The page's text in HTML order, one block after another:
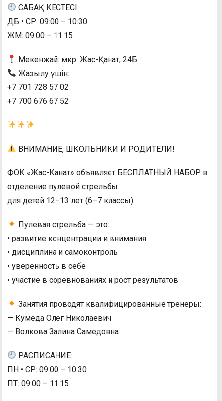
САБАҚ КЕСТЕСІ:
ДБ • СР: 09:00 – 10:30
ЖМ: 09:00 – 11:15
Мекенжай: мкр. Жас-Қанат, 24Б
Жазылу үшін:
+7 701 728 57 02
+7 700 676 67 52
ВНИМАНИЕ, ШКОЛЬНИКИ И РОДИТЕЛИ!
ФОК «Жас-Канат» объявляет БЕСПЛАТНЫЙ НАБОР в
отделение пулевой стрельбы
для детей 12–13 лет (6–7 классы)
Пулевая стрельба — это:
• развитие концентрации и внимания
• дисциплина и самоконтроль
• уверенность в себе
• участие в соревнованиях и рост результатов
Занятия проводят квалифицированные тренеры:
— Кумеда Олег Николаевич
— Волкова Залина Самедовна
РАСПИСАНИЕ:
ПН • СР: 09:00 – 10:30
ПТ: 09:00 – 11:15